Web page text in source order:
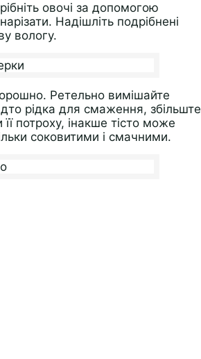
овочі за допомогою
Надішліть подрібнені
вологу.
Ретельно вимішайте
рідка для смаження, збільште
потроху, інакше тісто може
соковитими і смачними.